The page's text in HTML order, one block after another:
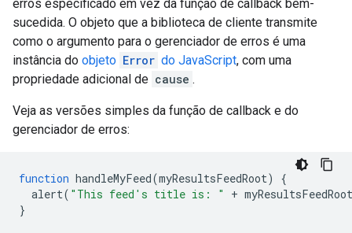
erros especificado em vez da função de callback bem-
sucedida. O objeto que a biblioteca de cliente transmite
como o argumento para o gerenciador de erros é uma
instância do objeto Error do JavaScript, com uma
propriedade adicional de cause .
Veja as versões simples da função de callback e do
gerenciador de erros:
function handleMyFeed(myResultsFeedRoot)
{
alert( "This feed's title is: " + myResultsFeedRoot
}